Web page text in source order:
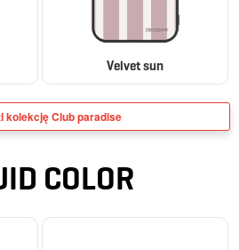
Velvet sun
kolekcję Club paradise
COLOR